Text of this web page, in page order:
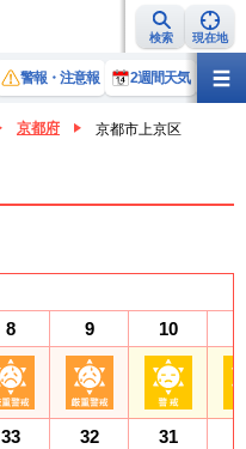
検索 現在地
警報・注意報 2週間天気 ラ
京都府 京都市上京区
8
33
9
32
10
31